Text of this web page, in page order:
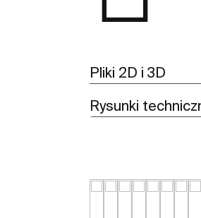
Pliki 2D i 3D
Rysunki